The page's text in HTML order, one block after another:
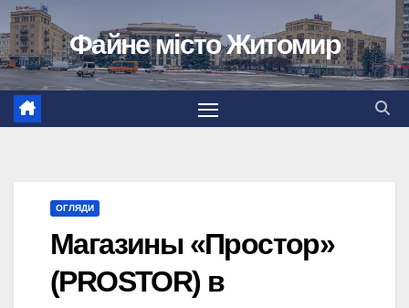
Перейти
до
вмісту
Файне місто Житомир
ОГЛЯДИ
Магазины «Простор»
(PROSTOR) в